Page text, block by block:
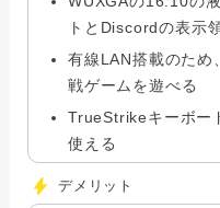
トとDiscordの表示
有線LAN搭載のた
戦ゲームを遊べる
TrueStrikeキーボー
使える
デメリット